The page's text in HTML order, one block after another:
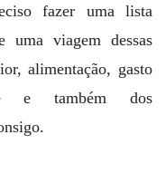
fazer uma lista
uma viagem dessas
alimentação, gasto
e também dos